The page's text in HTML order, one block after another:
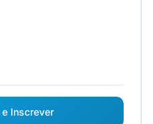
Inscrever